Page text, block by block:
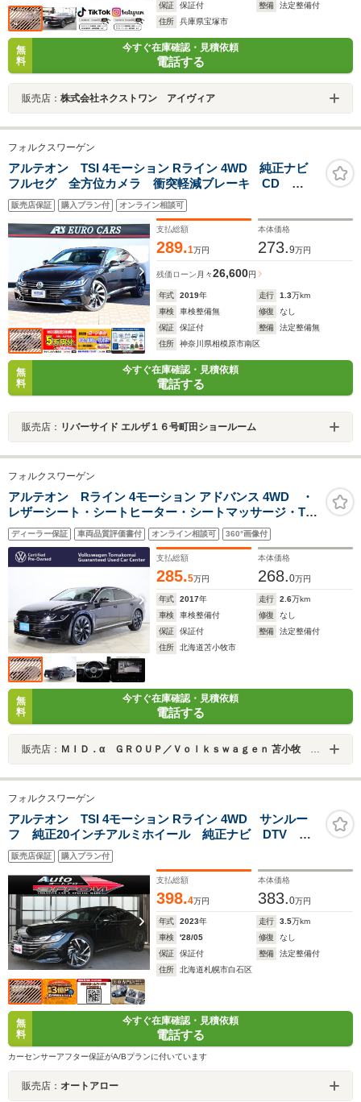
保証
保証付 整備
法定整備付
住所
兵庫県宝塚市
無
料
今すぐ在庫確認・見積依頼
電話する
販売店： 株式会社ネクストワン アイヴィア
フォルクスワーゲン
アルテオン TSI 4モーション Rライン 4WD 純正ナビ
フルセグ 全方位カメラ 衝突軽減ブレーキ CD
DVD BT シートヒーター レザーシート ACC LED
ライト 純正20アルミ コーナーセンサー
販売店保証 購入プラン付 オンライン相談可
支払総額
289.1万円
本体価格
273.9万円
残価ローン 月々26,600円
年式 2019年 走行 1.3万km
車検
車検整備無 修復
なし
保証
保証付 整備
法定整備無
住所
神奈川県相模原市南区
無
料
今すぐ在庫確認・見積依頼
電話する
販売店： リバーサイド エルザ１６号町田ショールーム
フォルクスワーゲン
アルテオン Rライン 4モーション アドバンス 4WD ・
レザーシート・シートヒーター・シートマッサージ・TV
フルセグチューナー・全方位カメラ・LEDヘッドライ
ト・パーキングセンサー・ETC
ディーラー保証 車両品質評価書付 オンライン相談可 360°画像付
支払総額
285.5万円
本体価格
268.0万円
年式 2017年 走行 2.6万km
車検
車検整備付 修復
なし
保証
保証付 整備
法定整備付
住所
北海道苫小牧市
無
料
今すぐ在庫確認・見積依頼
電話する
販売店： ＭＩＤ．α ＧＲＯＵＰ／Ｖｏｌｋｓｗａｇｅｎ 苫小牧 認定中古車センター／株式会社ＭＩＤ ＡＬＦＡ
フォルクスワーゲン
アルテオン TSI 4モーション Rライン 4WD サンルー
フ 純正20インチアルミホイール 純正ナビ DTV
Bluetooth アップルカープレイ 全方位カメラ 純正前
後ドライブレコーダー ワイヤレス充電 ETC2.0 シート
ヒーター クルーズコントロール
販売店保証 購入プラン付
支払総額
398.4万円
本体価格
383.0万円
年式 2023年 走行 3.5万km
車検
'28/05 修復
なし
保証
保証付 整備
法定整備付
住所
北海道札幌市白石区
無
料
今すぐ在庫確認・見積依頼
電話する
カーセンサーアフター保証がA/Bプランに付いています
販売店： オートアロー